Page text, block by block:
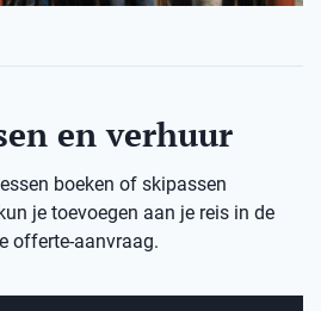
en verhuur
boeken of skipassen
je toevoegen aan je reis in de
offerte-aanvraag.